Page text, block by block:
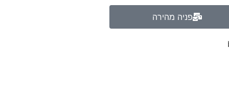
פניה מהירה